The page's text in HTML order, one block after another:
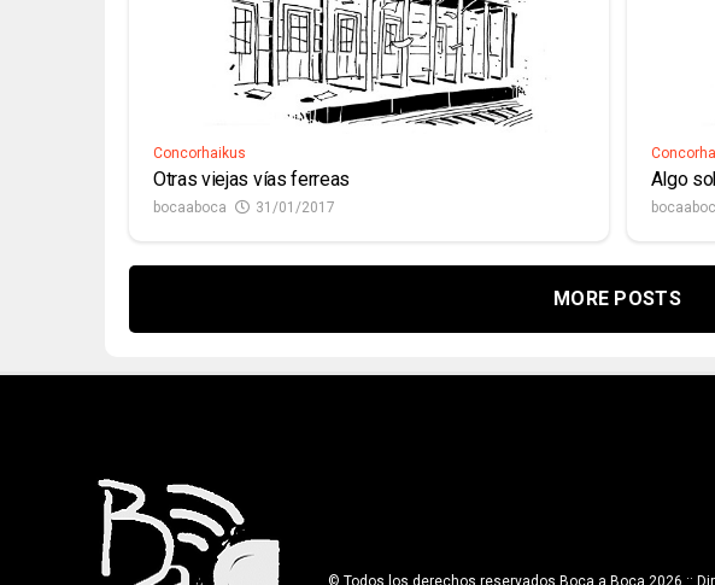
Concorhaikus
Otras viejas vías ferreas
bocaaboca 31/01/2017
Algo
MORE POSTS
© Todos los derechos reservados Boca a Boca 2026 ::